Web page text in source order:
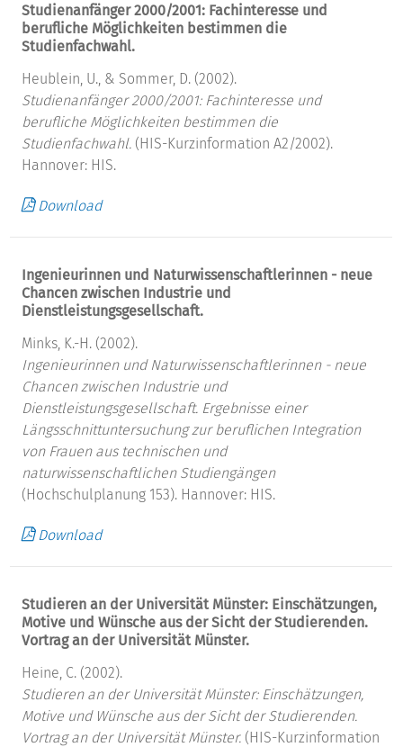
Studienanfänger 2000/2001: Fachinteresse und
berufliche Möglichkeiten bestimmen die
Studienfachwahl.
Heublein, U., & Sommer, D. (2002).
Studienanfänger 2000/2001: Fachinteresse und
berufliche Möglichkeiten bestimmen die
Studienfachwahl. (HIS-Kurzinformation A2/2002).
Hannover: HIS.
Download
Ingenieurinnen und Naturwissenschaftlerinnen - neue
Chancen zwischen Industrie und
Dienstleistungsgesellschaft.
Minks, K.-H. (2002).
Ingenieurinnen und Naturwissenschaftlerinnen - neue
Chancen zwischen Industrie und
Dienstleistungsgesellschaft. Ergebnisse einer
Längsschnittuntersuchung zur beruflichen Integration
von Frauen aus technischen und
naturwissenschaftlichen Studiengängen
(Hochschulplanung 153). Hannover: HIS.
Download
Studieren an der Universität Münster: Einschätzungen,
Motive und Wünsche aus der Sicht der Studierenden.
Vortrag an der Universität Münster.
Heine, C. (2002).
Studieren an der Universität Münster: Einschätzungen,
Motive und Wünsche aus der Sicht der Studierenden.
Vortrag an der Universität Münster. (HIS-Kurzinformation